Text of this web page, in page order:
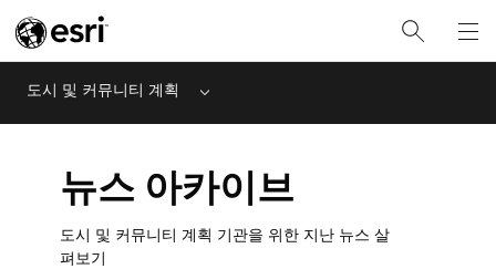
도시 및 커뮤니티 계획 Menu
뉴스 아카이브
도시 및 커뮤니티 계획 기관을 위한 지난 뉴스 살
펴보기